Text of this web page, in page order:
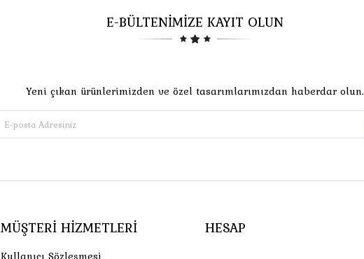
E-BÜLTENİMİZE KAYIT OLUN
Yeni çıkan ürünlerimizden ve özel tasarımlarımızdan haberdar olun.
MÜŞTERI HIZMETLERI HESAP